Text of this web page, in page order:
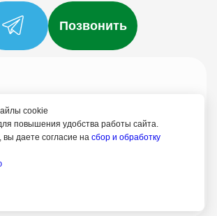
cookie
повышения удобства работы сайта.
вы даете согласие на сбор и обработку
Позвонить
795-61-54